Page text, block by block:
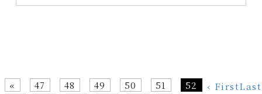
‹ First
« 47 48 49 50 51
52
Last